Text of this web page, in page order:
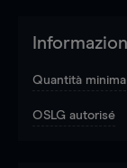
Quantità minima
OSLG autorisé